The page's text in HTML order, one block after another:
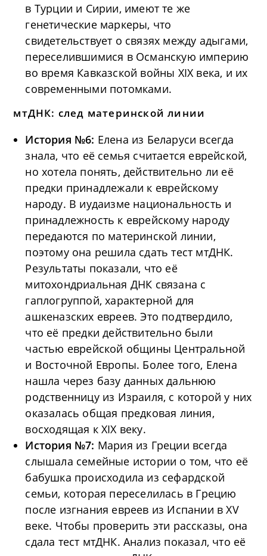
в Турции и Сирии, имеют те же
генетические маркеры, что
свидетельствует о связях между адыгами,
переселившимися в Османскую империю
во время Кавказской войны XIX века, и их
современными потомками.
мтДНК: след материнской линии
История №6: Елена из Беларуси всегда
знала, что её семья считается еврейской,
но хотела понять, действительно ли её
предки принадлежали к еврейскому
народу. В иудаизме национальность и
принадлежность к еврейскому народу
передаются по материнской линии,
поэтому она решила сдать тест мтДНК.
Результаты показали, что её
митохондриальная ДНК связана с
гаплогруппой, характерной для
ашкеназских евреев. Это подтвердило,
что её предки действительно были
частью еврейской общины Центральной
и Восточной Европы. Более того, Елена
нашла через базу данных дальнюю
родственницу из Израиля, с которой у них
оказалась общая предковая линия,
восходящая к XIX веку.
История №7: Мария из Греции всегда
слышала семейные истории о том, что её
бабушка происходила из сефардской
семьи, которая переселилась в Грецию
после изгнания евреев из Испании в XV
веке. Чтобы проверить эти рассказы, она
сдала тест мтДНК. Анализ показал, что её